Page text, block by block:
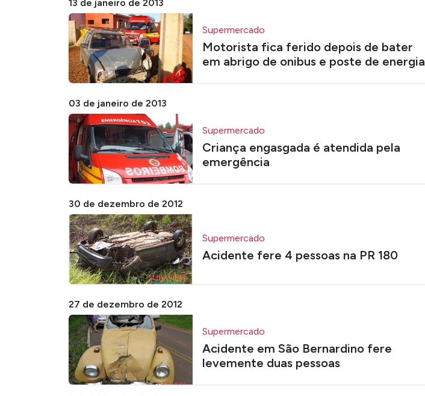
13 de janeiro de 2013
Supermercado
Motorista fica ferido depois de bater
em abrigo de onibus e poste de energia
03 de janeiro de 2013
Supermercado
Criança engasgada é atendida pela
emergência
30 de dezembro de 2012
Supermercado
Acidente fere 4 pessoas na PR 180
27 de dezembro de 2012
Supermercado
Acidente em São Bernardino fere
levemente duas pessoas